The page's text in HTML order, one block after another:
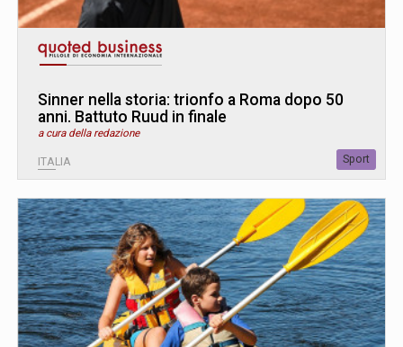
Sinner nella storia: trionfo a Roma dopo 50
anni. Battuto Ruud in finale
a cura della redazione
ITALIA Sport